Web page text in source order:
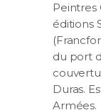
Peintres
éditions
du port
Duras.
Armées.